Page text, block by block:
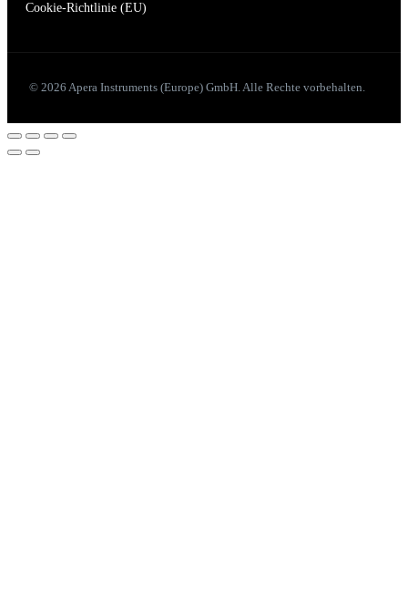
Cookie-Richtlinie (EU)
© 2026 Apera Instruments (Europe) GmbH. Alle Rechte vorbehalten.